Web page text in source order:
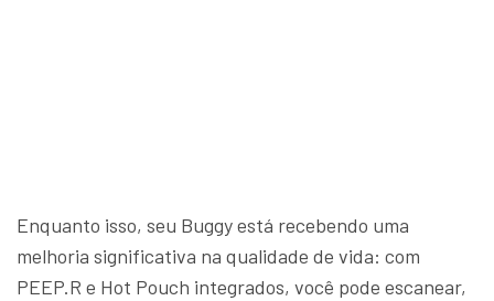
Enquanto isso, seu Buggy está recebendo uma
melhoria significativa na qualidade de vida: com
PEEP.R e Hot Pouch integrados, você pode escanear,